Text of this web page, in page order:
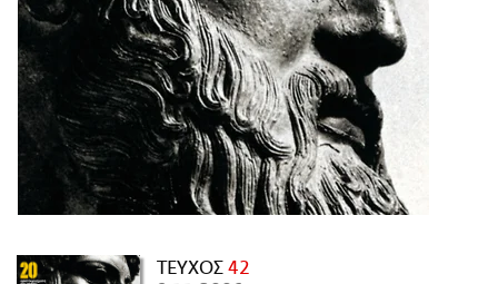
ΑΜΠΑ
PRINT
ΤΕΥΧΟΣ42